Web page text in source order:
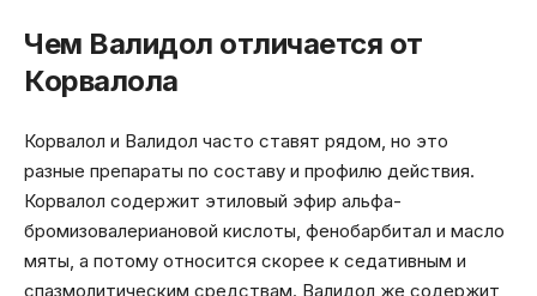
Чем Валидол отличается от
Корвалола
Корвалол и Валидол часто ставят рядом, но это
разные препараты по составу и профилю действия.
Корвалол содержит этиловый эфир альфа-
бромизовалериановой кислоты, фенобарбитал и масло
мяты, а потому относится скорее к седативным и
спазмолитическим средствам. Валидол же содержит